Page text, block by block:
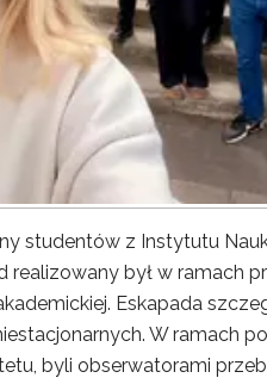
studentów z Instytutu
realizowany był w ramach
Eskapada
W ramach
byli obserwatorami